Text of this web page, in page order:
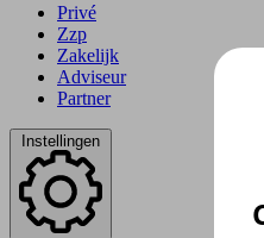
Privé
Zzp
Zakelijk
Adviseur
Partner
Instellingen